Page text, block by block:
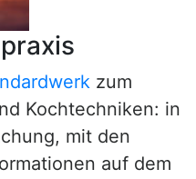
zum
Kochtechniken: in
mit den
auf dem